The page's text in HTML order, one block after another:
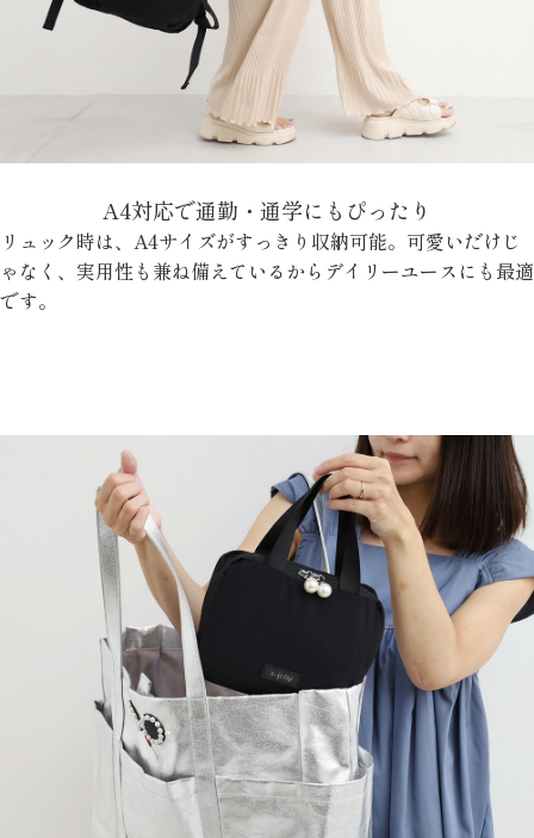
A4対応で通勤・通学にもぴったり
リュック時は、A4サイズがすっきり収納可能。可愛いだけじ
ゃなく、実用性も兼ね備えているからデイリーユースにも最適
です。